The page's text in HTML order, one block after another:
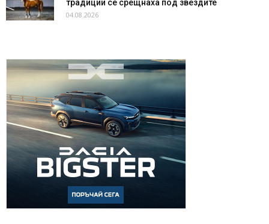
традиции се срещнаха под звездите
04.08.2026